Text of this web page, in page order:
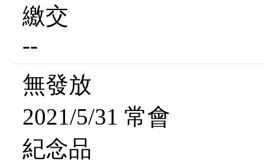
繳交
--
無發放
2021/5/31 常會
紀念品